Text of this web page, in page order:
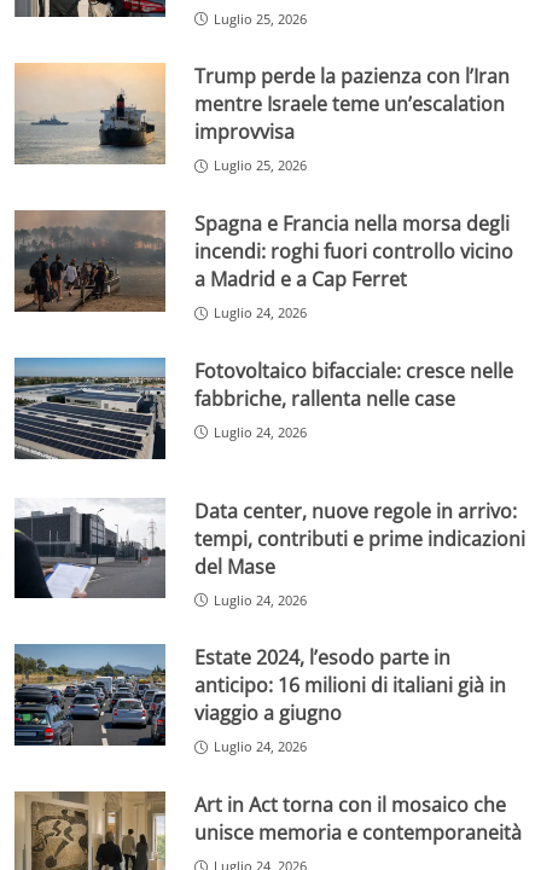
Luglio 25, 2026
Trump perde la pazienza con l’Iran
mentre Israele teme un’escalation
improvvisa
Luglio 25, 2026
Spagna e Francia nella morsa degli
incendi: roghi fuori controllo vicino
a Madrid e a Cap Ferret
Luglio 24, 2026
Fotovoltaico bifacciale: cresce nelle
fabbriche, rallenta nelle case
Luglio 24, 2026
Data center, nuove regole in arrivo:
tempi, contributi e prime indicazioni
del Mase
Luglio 24, 2026
Estate 2024, l’esodo parte in
anticipo: 16 milioni di italiani già in
viaggio a giugno
Luglio 24, 2026
Art in Act torna con il mosaico che
unisce memoria e contemporaneità
Luglio 24, 2026